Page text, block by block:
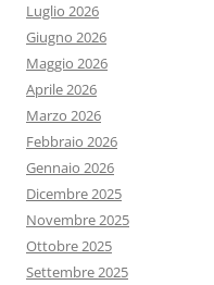
Luglio 2026
Giugno 2026
Maggio 2026
Aprile 2026
Marzo 2026
Febbraio 2026
Gennaio 2026
Dicembre 2025
Novembre 2025
Ottobre 2025
Settembre 2025